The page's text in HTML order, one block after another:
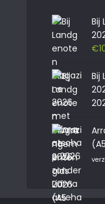
Bij
€
Bij